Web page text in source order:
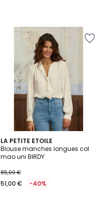
LA PETITE ETOILE
Blouse manches longues col
mao uni BIRDY
85,00 €
51,00 € -40%